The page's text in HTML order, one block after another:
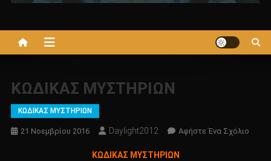
ΚΩΔΙΚΑΣ ΜΥΣΤΗΡΙΩΝ
ΚΩΔΙΚΑΣ ΜΥΣΤΗΡΙΩΝ
21 Νοεμβρίου 2016 Daylight2012 Αφήστε Ένα ΣχόλιοΓια
ΚΩΔΙΚΑΣ ΜΥΣΤΗΡΙΩΝ